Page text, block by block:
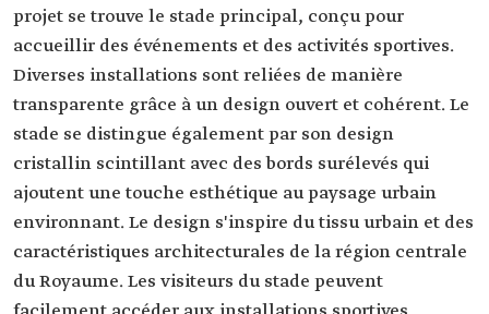
projet se trouve le stade principal, conçu pour
accueillir des événements et des activités sportives.
Diverses installations sont reliées de manière
transparente grâce à un design ouvert et cohérent. Le
stade se distingue également par son design
cristallin scintillant avec des bords surélevés qui
ajoutent une touche esthétique au paysage urbain
environnant. Le design s'inspire du tissu urbain et des
caractéristiques architecturales de la région centrale
du Royaume. Les visiteurs du stade peuvent